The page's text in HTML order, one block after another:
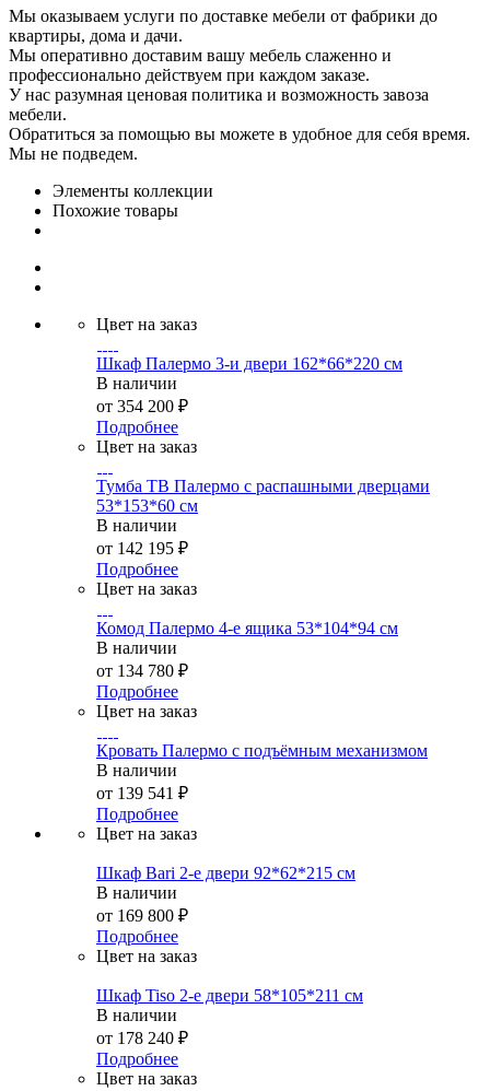
Мы оказываем услуги по доставке мебели от фабрики до
квартиры, дома и дачи.
Мы оперативно доставим вашу мебель слаженно и
профессионально действуем при каждом заказе.
У нас разумная ценовая политика и возможность завоза
мебели.
Обратиться за помощью вы можете в удобное для себя время.
Мы не подведем.
Элементы коллекции
Похожие товары
Цвет на заказ
Шкаф Палермо 3-и двери 162*66*220 см
В наличии
от 354 200 ₽
Подробнее
Цвет на заказ
Тумба ТВ Палермо с распашными дверцами
53*153*60 см
В наличии
от 142 195 ₽
Подробнее
Цвет на заказ
Комод Палермо 4-е ящика 53*104*94 см
В наличии
от 134 780 ₽
Подробнее
Цвет на заказ
Кровать Палермо с подъёмным механизмом
В наличии
от 139 541 ₽
Подробнее
Цвет на заказ
Шкаф Bari 2-е двери 92*62*215 см
В наличии
от 169 800 ₽
Подробнее
Цвет на заказ
Шкаф Tiso 2-е двери 58*105*211 см
В наличии
от 178 240 ₽
Подробнее
Цвет на заказ